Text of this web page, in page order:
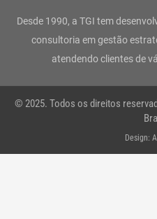
g
r
a
m
o
o
k
-
e
r
Desde 1990, a TGI tem
consultoria em gestão
atendendo clientes de
© 2025. Todos os direitos
Design: